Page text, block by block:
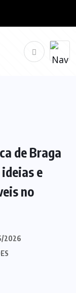
de Braga
e
no
2026